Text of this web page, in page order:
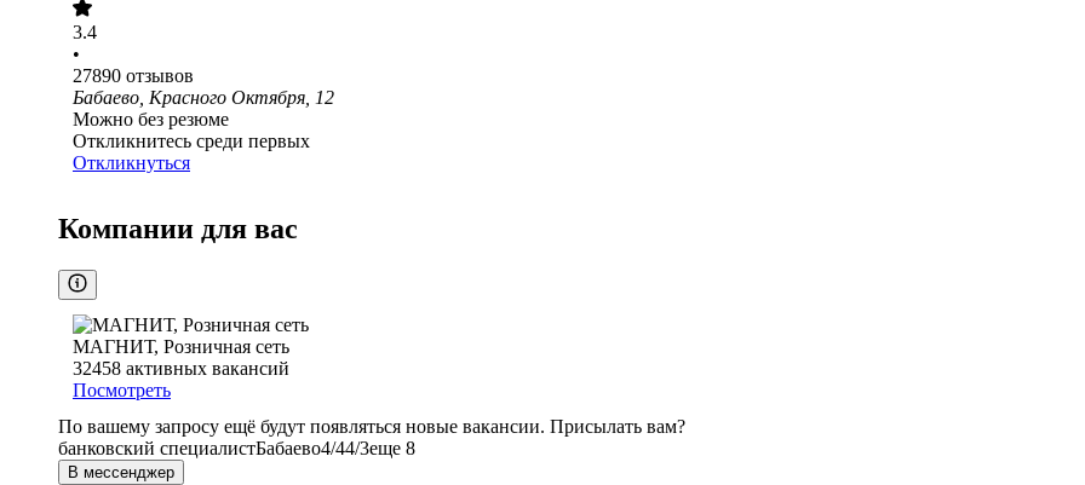
3.4
•
27890 отзывов
Бабаево, Красного Октября, 12
Можно без резюме
Откликнитесь среди первых
Откликнуться
Компании для вас
МАГНИТ, Розничная сеть
32458 активных вакансий
Посмотреть
По вашему запросу ещё будут появляться новые вакансии. Присылать вам?
банковский специалистБабаево4/44/3еще 8
В мессенджер